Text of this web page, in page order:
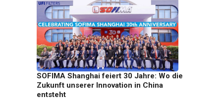
SOFIMA Shanghai feiert 30 Jahre: Wo die
Zukunft unserer Innovation in China
entsteht